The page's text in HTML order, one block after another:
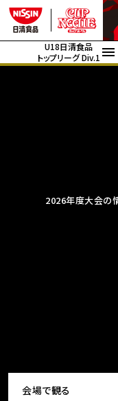
U18日清食品
トップリーグ Div.1
2026年度大会の
会場で観る